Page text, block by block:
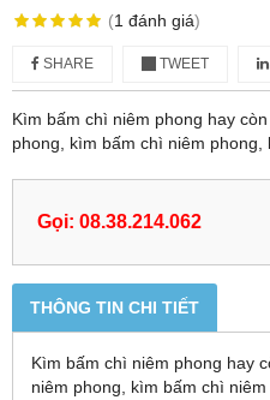
(1 đánh giá)
SHARE TWEET
Kìm bấm chì niêm phong hay
phong, kìm bấm chì niêm phong,
Gọi: 08.38.214.062
THÔNG TIN CHI TIẾT
Kìm bấm chì niêm phong hay
niêm phong, kìm bấm chì